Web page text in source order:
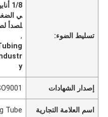
تسليط الضوء:
1/8
ي
لصدأ
,
y
إصدار الشهادات
اسم العلامة التجارية Tube